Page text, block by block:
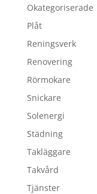
Okategoriserade
Plåt
Reningsverk
Renovering
Rörmokare
Snickare
Solenergi
Städning
Takläggare
Takvård
Tjänster